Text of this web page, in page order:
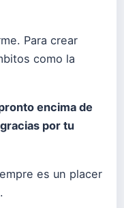
Para crear
como la
encima de
por tu
es un placer